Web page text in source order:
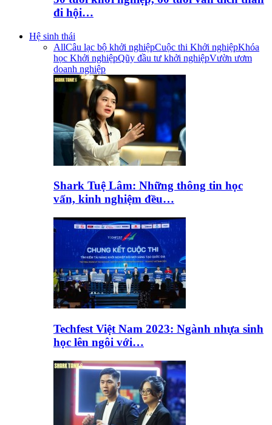
đi hội…
Hệ sinh thái
AllCâu lạc bộ khởi nghiệpCuộc thi Khởi nghiệpKhóa
học Khởi nghiệpQũy đầu tư khởi nghiệpVườn ươm
doanh nghiệp
Shark Tuệ Lâm: Những thông tin học
vấn, kinh nghiệm đều…
Techfest Việt Nam 2023: Ngành nhựa sinh
học lên ngôi với…